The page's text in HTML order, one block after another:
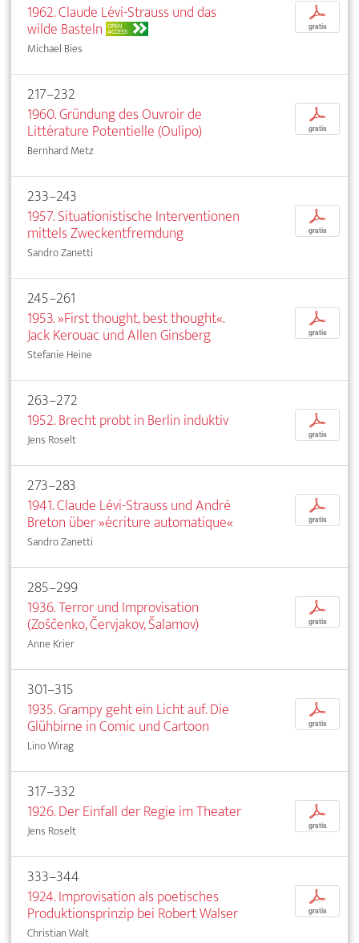
1962. Claude Lévi-Strauss und das
wilde Basteln OPEN
ACCESS
Michael Bies
p
gratis
217–232
1960. Gründung des Ouvroir de
Littérature Potentielle (Oulipo)
Bernhard Metz
p
gratis
233–243
1957. Situationistische Interventionen
mittels Zweckentfremdung
Sandro Zanetti
p
gratis
245–261
1953. »First thought, best thought«.
Jack Kerouac und Allen Ginsberg
Stefanie Heine
p
gratis
263–272
1952. Brecht probt in Berlin induktiv
Jens Roselt
p
gratis
273–283
1941. Claude Lévi-Strauss und André
Breton über »écriture automatique«
Sandro Zanetti
p
gratis
285–299
1936. Terror und Improvisation
(Zoščenko, Červjakov, Šalamov)
Anne Krier
p
gratis
301–315
1935. Grampy geht ein Licht auf. Die
Glühbirne in Comic und Cartoon
Lino Wirag
p
gratis
317–332
1926. Der Einfall der Regie im Theater
Jens Roselt
p
gratis
333–344
1924. Improvisation als poetisches
Produktionsprinzip bei Robert Walser
Christian Walt
p
gratis